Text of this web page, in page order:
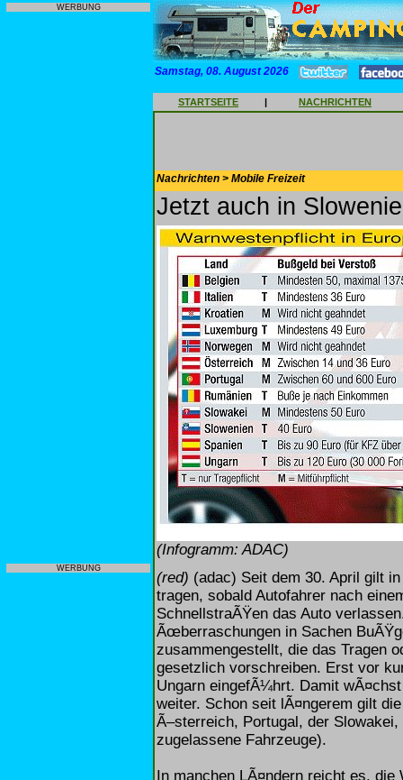
WERBUNG
WERBUNG
Samstag, 08. August 2026
STARTSEITE | NACHRICHTEN
Nachrichten > Mobile Freizeit
Jetzt auch in
(Infogramm: ADAC)
(red) (adac) Seit dem 30. April gilt
tragen, sobald Autofahrer nach
SchnellstraÃŸen das Auto
Ãœberraschungen in Sachen
zusammengestellt, die das Tragen
gesetzlich vorschreiben. Erst vor
Ungarn eingefÃ¼hrt. Damit
weiter. Schon seit lÃ¤ngerem gilt
Ã–sterreich, Portugal, der
zugelassene Fahrzeuge).
In manchen LÃ¤ndern reicht es,